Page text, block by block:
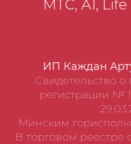
ИП Каждан
Свидетельство о
регистрации №
Минским
В торговом реестре
МТС, А1, Life